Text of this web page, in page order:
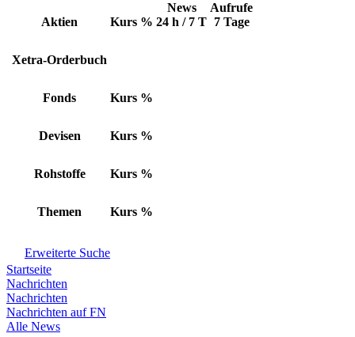
Aktien Kurs %
News
24 h / 7 T
Aufrufe
7 Tage
Xetra-Orderbuch
Fonds Kurs %
Devisen Kurs %
Rohstoffe Kurs %
Themen Kurs %
Erweiterte Suche
Startseite
Nachrichten
Nachrichten
Nachrichten auf FN
Alle News